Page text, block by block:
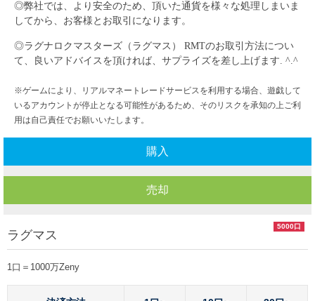
◎弊社では、より安全のため、頂いた通貨を様々な処理しまいま
してから、お客様とお取引になります。
◎ラグナロクマスターズ（ラグマス）
RMTのお取引方法につい
て、良いアドバイスを頂ければ、サプライズを差し上げます. ^.^
※ゲームにより、リアルマネートレードサービスを利用する場合、遊戯して
いるアカウントが停止となる可能性があるため、そのリスクを承知の上ご利
用は自己責任でお願いいたします。
購入
売却
5000口
ラグマス
1口＝1000万Zeny